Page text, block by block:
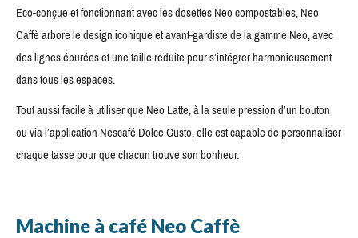
Eco-conçue et fonctionnant avec les dosettes Neo compostables, Neo
Caffè arbore le design iconique et avant-gardiste de la gamme Neo, avec
des lignes épurées et une taille réduite pour s’intégrer harmonieusement
dans tous les espaces.
Tout aussi facile à utiliser que Neo Latte, à la seule pression d’un bouton
ou via l’application Nescafé Dolce Gusto, elle est capable de personnaliser
chaque tasse pour que chacun trouve son bonheur.
Machine à café Neo Caffè